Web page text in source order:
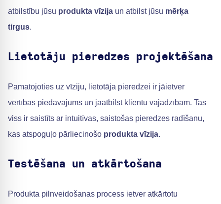
atbilstību jūsu produkta vīzija un atbilst jūsu mērķa
tirgus.
Lietotāju pieredzes projektēšana
Pamatojoties uz vīziju, lietotāja pieredzei ir jāietver
vērtības piedāvājums un jāatbilst klientu vajadzībām. Tas
viss ir saistīts ar intuitīvas, saistošas pieredzes radīšanu,
kas atspoguļo pārliecinošo produkta vīzija.
Testēšana un atkārtošana
Produkta pilnveidošanas process ietver atkārtotu